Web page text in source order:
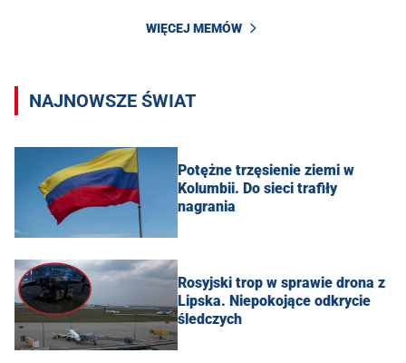
WIĘCEJ MEMÓW
NAJNOWSZE ŚWIAT
Potężne trzęsienie ziemi w
Kolumbii. Do sieci trafiły
nagrania
Rosyjski trop w sprawie drona z
Lipska. Niepokojące odkrycie
śledczych